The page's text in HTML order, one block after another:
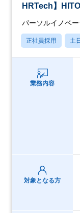
HRTech】
パーソルイノベ
正社員採用 土
業務内容
対象となる方